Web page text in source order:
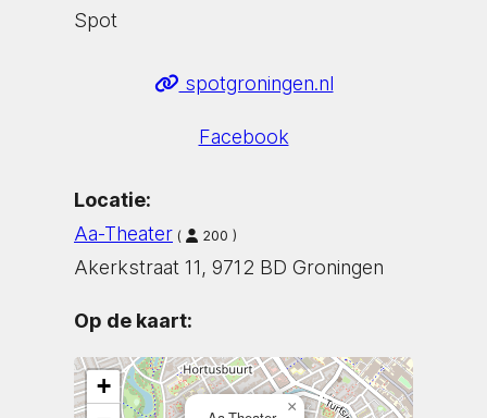
Spot
spotgroningen.nl
Facebook
Locatie:
Aa-Theater ( 200 )
Akerkstraat 11, 9712 BD Groningen
Op de kaart:
×
+